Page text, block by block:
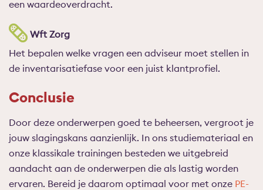
een waardeoverdracht.
Wft Zorg
Het bepalen welke vragen een adviseur moet stellen in
de inventarisatiefase voor een juist klantprofiel.
Conclusie
Door deze onderwerpen goed te beheersen, vergroot je
jouw slagingskans aanzienlijk. In ons studiemateriaal en
onze klassikale trainingen besteden we uitgebreid
aandacht aan de onderwerpen die als lastig worden
ervaren. Bereid je daarom optimaal voor met onze PE-